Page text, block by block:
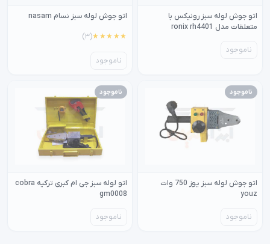
اتو جوش لوله سبز رونیکس با
متعلقات مدل ronix rh4401
ناموجود
اتو جوش لوله سبز نسام nasam
★★★★★(۳)
ناموجود
ناموجود
اتو جوش لوله سبز یوز 750 وات
youz
ناموجود
ناموجود
اتو لوله سبز جی ام کبری ترکیه cobra
gm0008
ناموجود